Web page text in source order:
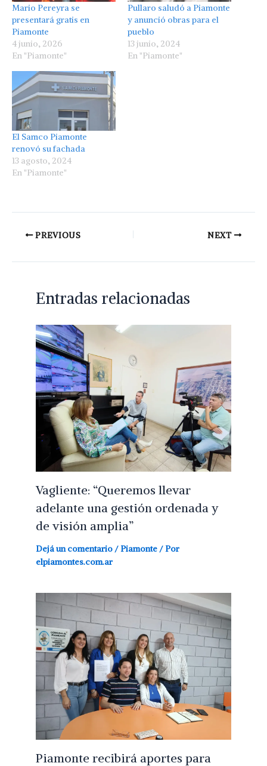
Mario Pereyra se
presentará gratis en
Piamonte
4 junio, 2026
En "Piamonte"
Pullaro saludó a Piamonte
y anunció obras para el
pueblo
13 junio, 2024
En "Piamonte"
El Samco Piamonte
renovó su fachada
13 agosto, 2024
En "Piamonte"
PREVIOUS NEXT
Entradas relacionadas
Vagliente: “Queremos llevar
adelante una gestión ordenada y
de visión amplia”
Dejá un comentario /Piamonte / Por
elpiamontes.com.ar
Piamonte recibirá aportes para